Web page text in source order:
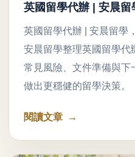
英國留學代辦 | 安晨
英國留學代辦 | 安晨留學
安晨留學整理英國留學代
常見風險、文件準備與下
做出更穩健的留學決策。
閱讀文章